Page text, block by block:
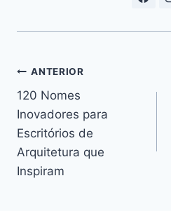
Navegação
de
Post
ANTERIOR
120 Nomes
Inovadores para
Escritórios de
Arquitetura que
Inspiram